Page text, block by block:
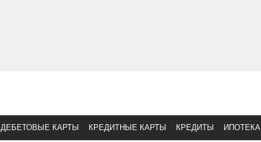
ДЕБЕТОВЫЕ КАРТЫ КРЕДИТНЫЕ КАРТЫ КРЕДИТЫ ИПОТЕКА